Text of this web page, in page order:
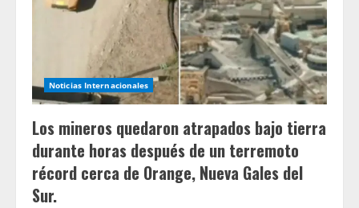
batteur
MI
manque
l’entraînement
après
avoir
pris
sa
blessé
contre
le
RCB
Noticias Internacionales
Los mineros quedaron atrapados bajo tierra
durante horas después de un terremoto
récord cerca de Orange, Nueva Gales del
Sur.